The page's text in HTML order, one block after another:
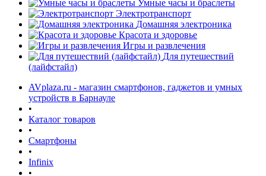
Умные часы и браслеты
Электротранспорт
Домашняя электроника
Красота и здоровье
Игры и развлечения
Для путешествий
(лайфстайл)
AVplaza.ru - магазин смартфонов, гаджетов и умных
устройств в Барнауле
•
Каталог товаров
•
Смартфоны
•
Infinix
•